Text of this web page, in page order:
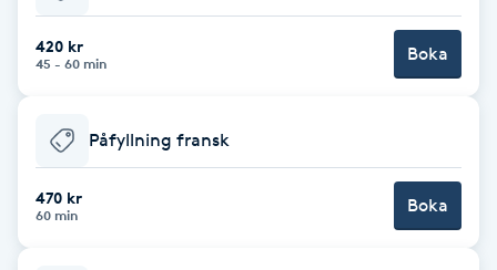
Damklippning
Diamantslipning
420 kr
45 - 60 min Boka
Påfyllning fransk
470 kr
60 min Boka